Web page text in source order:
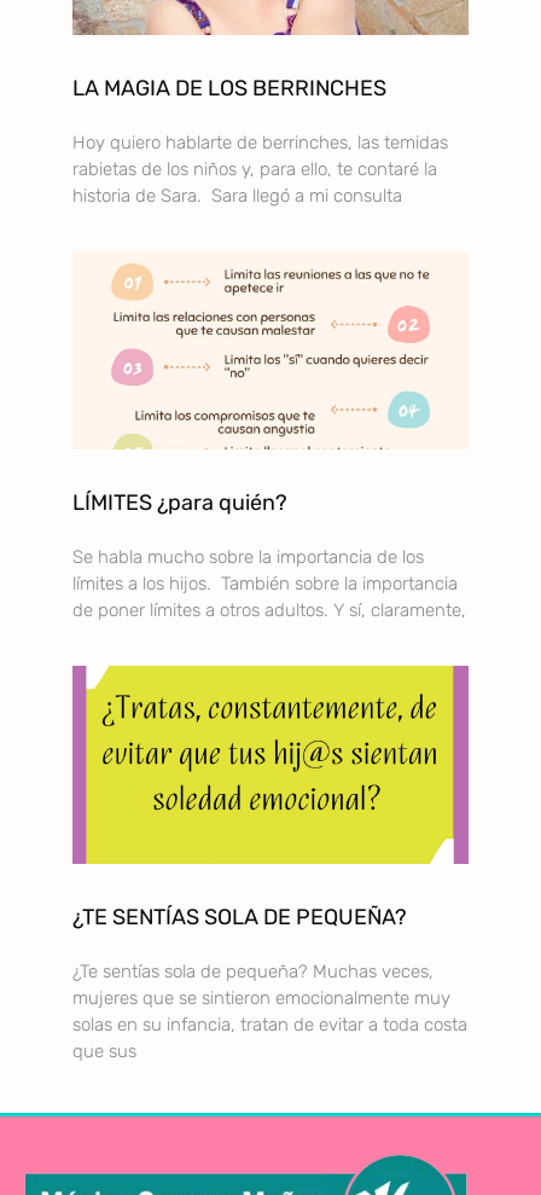
LA MAGIA DE LOS BERRINCHES
Hoy quiero hablarte de berrinches, las temidas
rabietas de los niños y, para ello, te contaré la
historia de Sara. Sara llegó a mi consulta
LÍMITES ¿para quién?
Se habla mucho sobre la importancia de los
límites a los hijos. También sobre la importancia
de poner límites a otros adultos. Y sí, claramente,
¿TE SENTÍAS SOLA DE PEQUEÑA?
¿Te sentías sola de pequeña? Muchas veces,
mujeres que se sintieron emocionalmente muy
solas en su infancia, tratan de evitar a toda costa
que sus